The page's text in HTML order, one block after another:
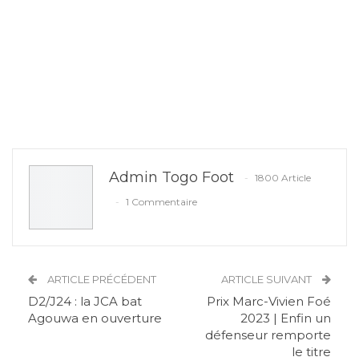
Admin Togo Foot
1800 Article
1 Commentaire
ARTICLE PRÉCÉDENT
D2/J24 : la JCA bat
Agouwa en ouverture
ARTICLE SUIVANT
Prix Marc-Vivien Foé
2023 | Enfin un
défenseur remporte
le titre